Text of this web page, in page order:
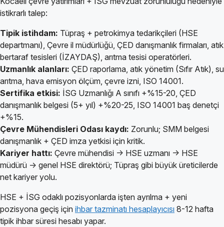
istikrarlı talep:
Tipik istihdam: Tüpraş + petrokimya tedarikçileri (HSE
departmanı), Çevre il müdürlüğü, ÇED danışmanlık firmaları, atık
bertaraf tesisleri (İZAYDAŞ), arıtma tesisi operatörleri.
Uzmanlık alanları: ÇED raporlama, atık yönetim (Sıfır Atık), su
arıtma, hava emisyon ölçüm, çevre izni, ISO 14001.
Sertifika etkisi: İSG Uzmanlığı A sınıfı +%15-20, ÇED
danışmanlık belgesi (5+ yıl) +%20-25, ISO 14001 baş denetçi
+%15.
Çevre Mühendisleri Odası kaydı: Zorunlu; SMM belgesi
danışmanlık + ÇED imza yetkisi için kritik.
Kariyer hattı: Çevre mühendisi → HSE uzmanı → HSE
müdürü → genel HSE direktörü; Tüpraş gibi büyük üreticilerde
net kariyer yolu.
HSE + İSG odaklı pozisyonlarda işten ayrılma + yeni
pozisyona geçiş için ihbar tazminatı hesaplayıcısı 8-12 hafta
tipik ihbar süresi hesabı yapar.